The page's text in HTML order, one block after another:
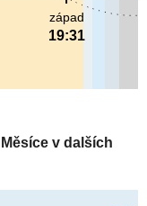
západ
19:31
Měsíce v dalších